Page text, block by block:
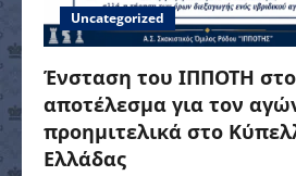
Uncategorized
Ένσταση του ΙΠΠΟΤΗ στο
αποτέλεσμα για τον
προημιτελικά στο
Ελλάδας